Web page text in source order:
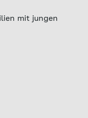
mit jungen